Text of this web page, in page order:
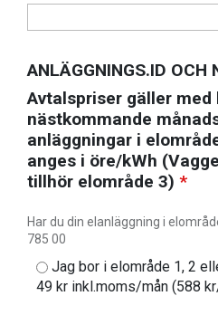
ANLÄGGNINGS.ID OCH
Avtalspriser gäller
nästkommande
anläggningar i
anges i öre/kWh
tillhör elområde 3) *
Har du din elanläggning i
785 00
Jag bor i elområde 1, 2
49 kr inkl.moms/mån (588